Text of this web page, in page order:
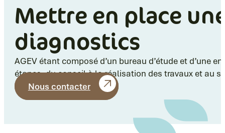
Mettre en place
diagnostics
AGEV étant composé d’un bureau d’étude et
étapes, du conseil à la réalisation des travaux et au
Nous contacter